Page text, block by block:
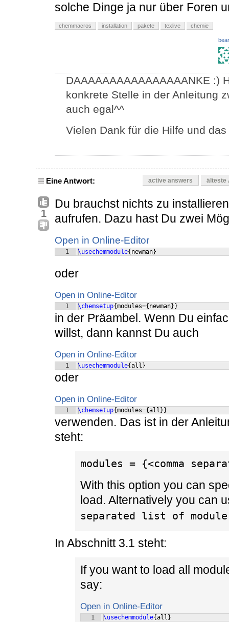
solche Dinge ja nur über Foren
chemmacros installation pakete texlive chemie
DAAAAAAAAAAAAAAAANKE :)
konkrete Stelle in der Anleitung
auch egal^^
Vielen Dank für die Hilfe und
Eine Antwort: active answers älteste
1
Du brauchst nichts zu
aufrufen. Dazu hast Du zwei
Open in Online-Editor
1 \usechemmodule{ newman}
oder
Open in Online-Editor
1 \chemsetup{modules={ newman}}
in der Präambel. Wenn Du
willst, dann kannst Du auch
Open in Online-Editor
1 \usechemmodule{all }
oder
Open in Online-Editor
1 \chemsetup{modules={all }}
verwenden. Das ist in der
steht:
modules = {<comma
With this option you can
load. Alternatively you can
separated list of module
In Abschnitt 3.1 steht:
If you want to load all
say:
Open in Online-Editor
1 \usechemmodule{all }